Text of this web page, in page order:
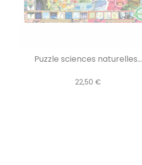
Puzzle sciences naturelles...
22,50 €